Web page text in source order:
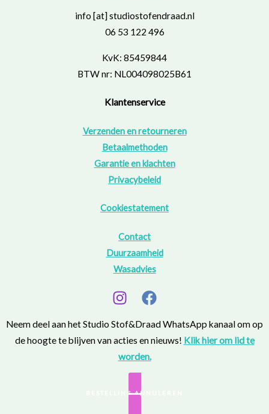
info [at] studiostofendraad.nl
06 53 122 496
KvK: 85459844
BTW nr: NL004098025B61
Klantenservice
Verzenden en retourneren
Betaalmethoden
Garantie en klachten
Privacybeleid
Cookiestatement
Contact
Duurzaamheid
Wasadvies
Neem deel aan het Studio Stof&Draad WhatsApp kanaal om op
de hoogte te blijven van acties en nieuws! Klik hier om lid te
worden.
BESTELLING ANNULEREN